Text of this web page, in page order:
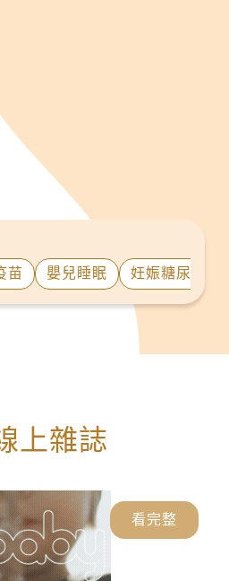
苗 嬰兒睡眠 妊娠糖尿病
上雜誌
看完整